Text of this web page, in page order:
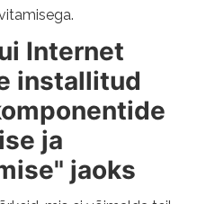
Internet
installitud
ja
jaoks